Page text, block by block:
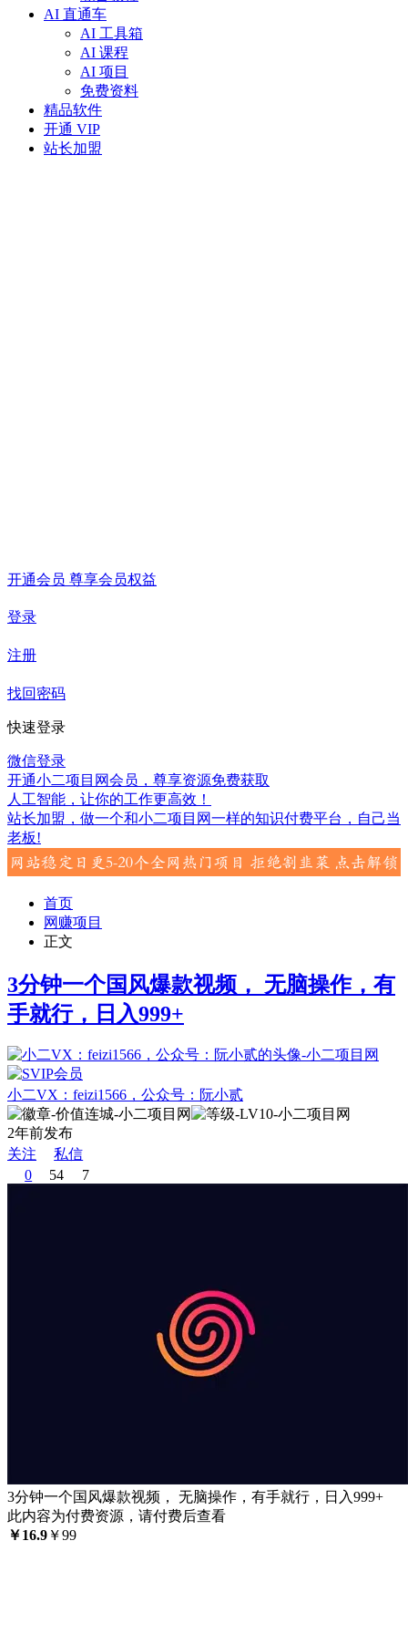
AI 直通车
AI 工具箱
AI 课程
AI 项目
免费资料
精品软件
开通 VIP
站长加盟
开通会员 尊享会员权益
登录
注册
找回密码
快速登录
微信登录
开通小二项目网会员，尊享资源免费获取
人工智能，让你的工作更高效！
站长加盟，做一个和小二项目网一样的知识付费平台，自己当
老板!
首页
网赚项目
正文
3分钟一个国风爆款视频， 无脑操作，有
手就行，日入999+
小二VX：feizi1566，公众号：阮小贰
2年前发布
关注
私信
0
54 7
3分钟一个国风爆款视频， 无脑操作，有手就行，日入999+
此内容为付费资源，请付费后查看
￥16.9 ￥99